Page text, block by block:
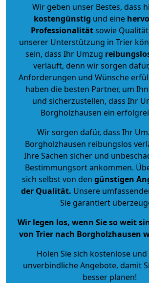
Wir geben unser Bestes, dass
kostengünstig und eine
Professionalitätsowie
unserer Unterstützung in Trier
sein, dass Ihr Umzug
verläuft, denn wir sorgen
Anforderungen und Wünsche
haben die besten Partner, um
und sicherzustellen, dass Ihr
Borgholzhausen ein
Wir sorgen dafür, dass Ihr
Borgholzhausen reibungslos
Ihre Sachen sicher und
Bestimmungsort ankommen.
sich selbst von den günstigen
der Qualität. Unsere
Sie garantiert
Wir legen los, wenn Sie so weit
von Trier nach Borgholzhausen
Holen Sie sich kostenlose
unverbindliche Angebote, damit
besser planen!